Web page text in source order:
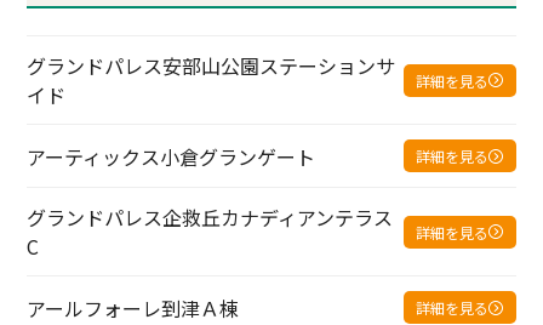
グランドパレス安部山公園ステーションサ
イド
詳細を見る
アーティックス小倉グランゲート 詳細を見る
グランドパレス企救丘カナディアンテラス
C
詳細を見る
アールフォーレ到津Ａ棟 詳細を見る